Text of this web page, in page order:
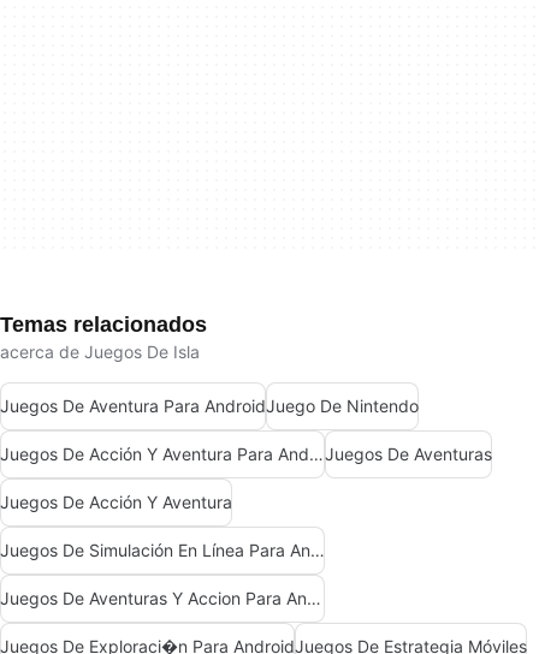
Temas relacionados
acerca de Juegos De Isla
Juegos De Aventura Para AndroidJuego De Nintendo
Juegos De Acción Y Aventura Para AndroidJuegos De Aventuras
Juegos De Acción Y Aventura
Juegos De Simulación En Línea Para Android
Juegos De Aventuras Y Accion Para Android
Juegos De Exploraci�n Para AndroidJuegos De Estrategia Móviles